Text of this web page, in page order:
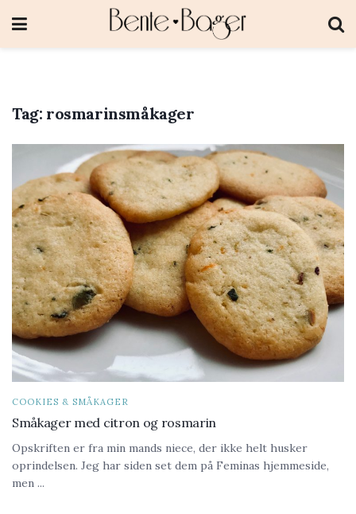
Tag: rosmarinsmåkager
COOKIES & SMÅKAGER
Småkager med citron og rosmarin
Opskriften er fra min mands niece, der ikke helt husker
oprindelsen. Jeg har siden set dem på Feminas hjemmeside,
men ...